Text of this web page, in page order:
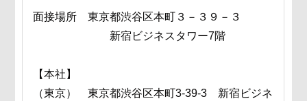
面接場所 東京都渋谷区本町３－３９－３
新宿ビジネスタワー7階
【本社】
（東京） 東京都渋谷区本町3-39-3 新宿ビジネ